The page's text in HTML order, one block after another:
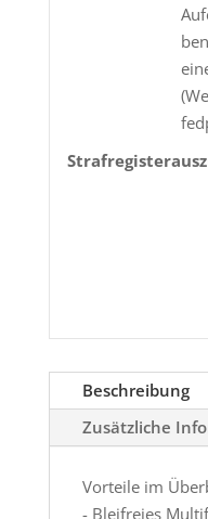
Beschreibung
Zusätzliche
Vorteile im
- Bleifreies